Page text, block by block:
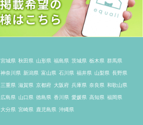
宮城県 秋田県 山形県 福島県 茨城県 栃木県 群馬県
神奈川県 新潟県 富山県 石川県 福井県 山梨県 長野県
三重県 滋賀県 京都府 大阪府 兵庫県 奈良県 和歌山県
広島県 山口県 徳島県 香川県 愛媛県 高知県 福岡県
大分県 宮崎県 鹿児島県 沖縄県